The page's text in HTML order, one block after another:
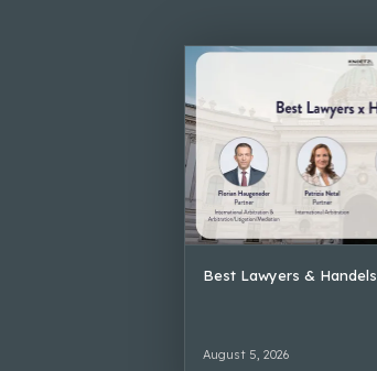
Best Lawyers &
August 5, 2026